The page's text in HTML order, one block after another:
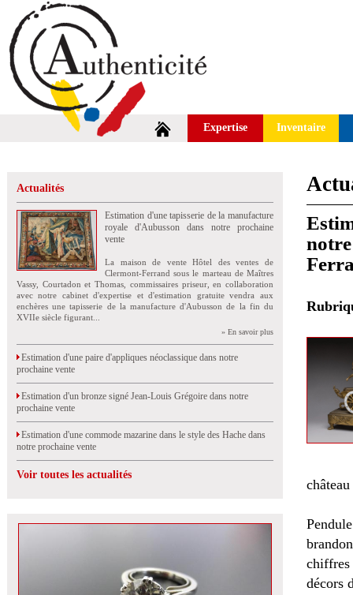
Expertise Inventaire
Actualités
Estimation d'une tapisserie de la manufacture
royale d'Aubusson dans notre prochaine
vente
La maison de vente Hôtel des ventes de
Clermont-Ferrand sous le marteau de Maîtres
Vassy, Courtadon et Thomas, commissaires priseur, en collaboration
avec notre cabinet d'expertise et d'estimation gratuite vendra aux
enchères une tapisserie de la manufacture d'Aubusson de la fin du
XVIIe siècle figurant...
» En savoir plus
Estimation d'une paire d'appliques néoclassique dans notre
prochaine vente
Estimation d'un bronze signé Jean-Louis Grégoire dans notre
prochaine vente
Estimation d'une commode mazarine dans le style des Hache dans
notre prochaine vente
Voir toutes les actualités
décors